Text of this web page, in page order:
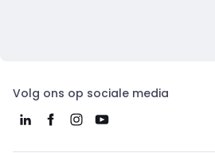
Volg ons op sociale media